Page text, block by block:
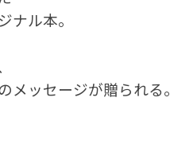
ナル本。
メッセージが贈られる。